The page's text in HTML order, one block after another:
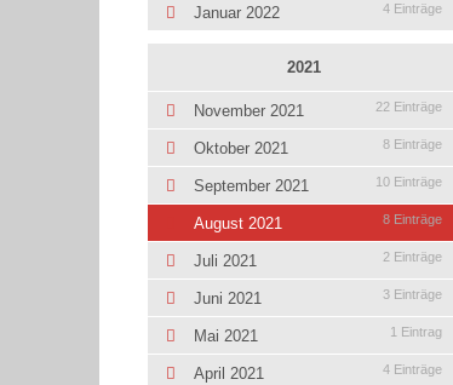
Januar 2022 4 Einträge
2021
November 2021 22 Einträge
Oktober 2021 8 Einträge
September 2021 10 Einträge
August 2021 8 Einträge
Juli 2021 2 Einträge
Juni 2021 3 Einträge
Mai 2021 1 Eintrag
April 2021 4 Einträge